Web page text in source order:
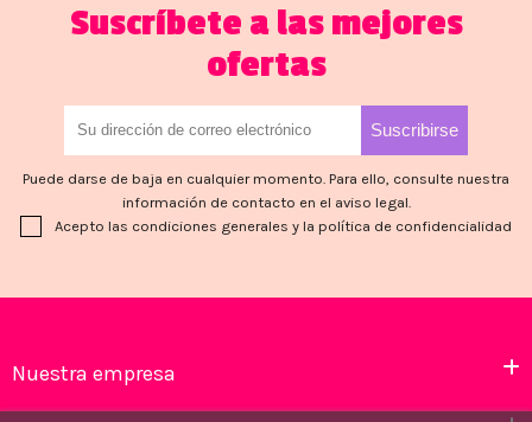
Suscríbete a las mejores
ofertas
Puede darse de baja en cualquier momento. Para ello, consulte nuestra
información de contacto en el aviso legal.
Acepto las condiciones generales y la política de confidencialidad
Nuestra empresa